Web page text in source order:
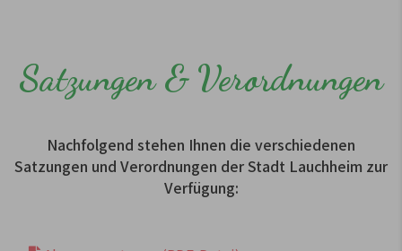
Satzungen & Verordnungen
Nachfolgend stehen Ihnen die verschiedenen
Satzungen und Verordnungen der Stadt Lauchheim zur
Verfügung: